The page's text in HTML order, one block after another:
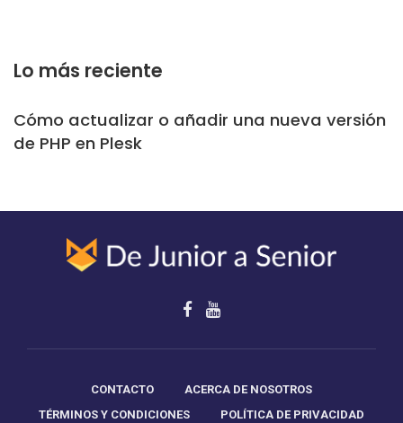
Lo más reciente
Cómo actualizar o añadir una nueva versión
de PHP en Plesk
CONTACTO
ACERCA DE NOSOTROS
TÉRMINOS Y CONDICIONES
POLÍTICA DE PRIVACIDAD